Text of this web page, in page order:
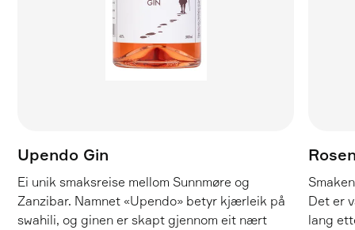
Upendo Gin
Ei unik smaksreise mellom Sunnmøre og
Zanzibar. Namnet «Upendo» betyr kjærleik på
swahili, og ginen er skapt gjennom eit nært
Det er
lang